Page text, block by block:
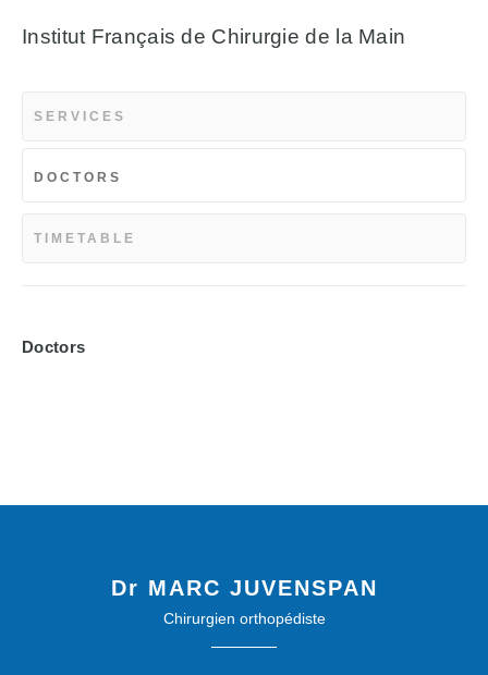
Institut Français de Chirurgie de la Main
SERVICES
DOCTORS
TIMETABLE
Doctors
, Institut Français de Chirurgie de la Main 14:00 - 19:00
Dr MARC JUVENSPAN
Chirurgien orthopédiste